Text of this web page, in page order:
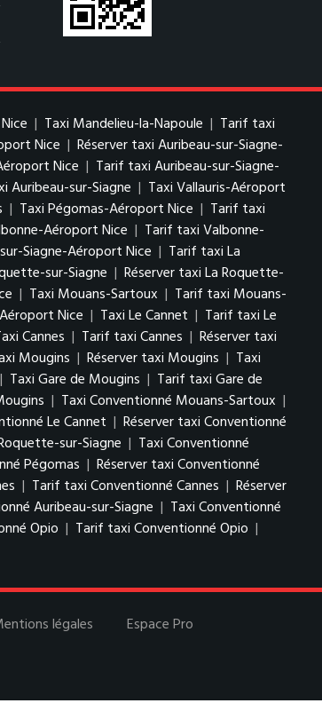
| Taxi Mandelieu-la-Napoule | Tarif taxi
Nice | Réserver taxi Auribeau-sur-Siagne-
Nice | Tarif taxi Auribeau-sur-Siagne-
Auribeau-sur-Siagne | Taxi Vallauris-Aéroport
| Taxi Pégomas-Aéroport Nice | Tarif taxi
Aéroport Nice | Tarif taxi Valbonne-
Siagne-Aéroport Nice | Tarif taxi La
sur-Siagne | Réserver taxi La Roquette-
| Taxi Mouans-Sartoux | Tarif taxi Mouans-
Nice | Taxi Le Cannet | Tarif taxi Le
Cannes | Tarif taxi Cannes | Réserver taxi
Mougins | Réserver taxi Mougins | Taxi
| Taxi Gare de Mougins | Tarif taxi Gare de
| Taxi Conventionné Mouans-Sartoux |
Le Cannet | Réserver taxi Conventionné
sur-Siagne | Taxi Conventionné
Pégomas | Réserver taxi Conventionné
| Tarif taxi Conventionné Cannes | Réserver
Auribeau-sur-Siagne | Taxi Conventionné
Opio | Tarif taxi Conventionné Opio |
légales Espace Pro